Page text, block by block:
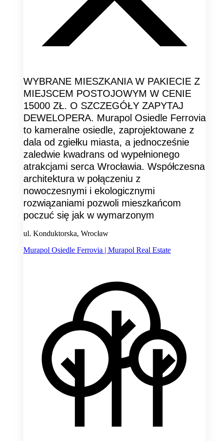
WYBRANE MIESZKANIA W PAKIECIE Z
MIEJSCEM POSTOJOWYM W CENIE
15000 ZŁ. O SZCZEGÓŁY ZAPYTAJ
DEWELOPERA. Murapol Osiedle Ferrovia
to kameralne osiedle, zaprojektowane z
dala od zgiełku miasta, a jednocześnie
zaledwie kwadrans od wypełnionego
atrakcjami serca Wrocławia. Współczesna
architektura w połączeniu z
nowoczesnymi i ekologicznymi
rozwiązaniami pozwoli mieszkańcom
poczuć się jak w wymarzonym
ul. Konduktorska, Wrocław
Murapol Osiedle Ferrovia | Murapol Real Estate